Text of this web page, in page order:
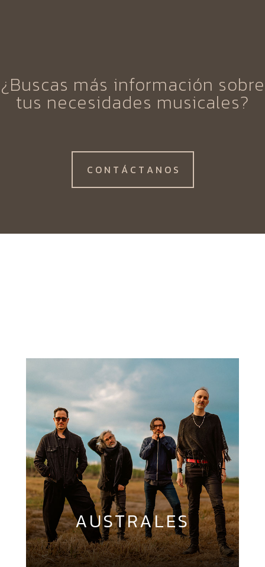
¿Buscas más información sobre
tus necesidades musicales?
C O N T Á C T A N O S
AUSTRALES